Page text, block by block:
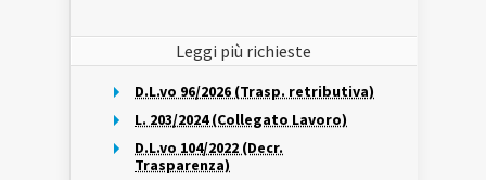
Leggi più richieste
D.L.vo 96/2026 (Trasp. retributiva)
L. 203/2024 (Collegato Lavoro)
D.L.vo 104/2022 (Decr.
Trasparenza)